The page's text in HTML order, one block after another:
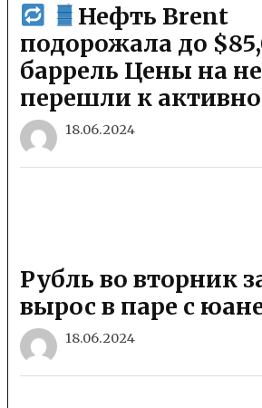
Нефть Brent
подорожала до
баррель Цены на
перешли к
18.06.2024
Рубль во вторник
вырос в паре с
18.06.2024